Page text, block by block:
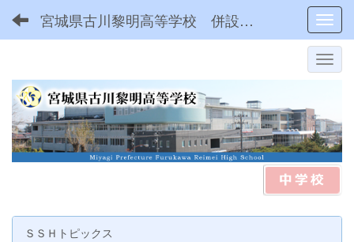
宮城県古川黎明高等学校 併設型中高一貫
ＳＳＨトピックス